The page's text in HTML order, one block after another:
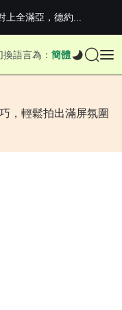
上線，官...
太離譜
上全滿亞，德約...
換語言為： 簡體
，輕鬆拍出滿屏氛圍